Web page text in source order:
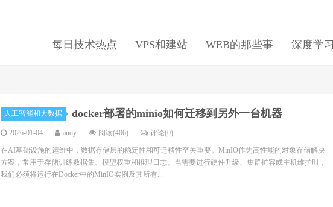
每日技术热点 VPS和建站 WEB的那些事 深度学习
人工智能和大数据 docker部署的minio如何迁移到另外一台机器
2026-01-04 andy 阅读(406) 评论(0)
在AI基础设施的运维中，数据存储层的稳定性和可迁移性至关重要。MinIO作为高性能的对象存储解决
方案，常用于存储训练数据集、模型权重和推理日志。当需要进行硬件升级、集群扩容或主机维护时，
我们必须将运行在Docker中的MinIO实例及其所有...